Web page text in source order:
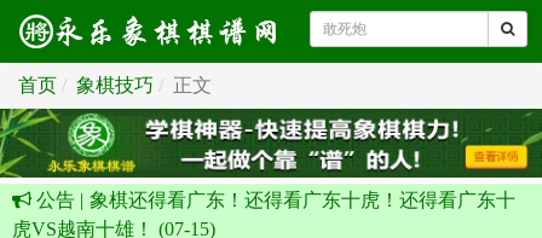
首页 象棋技巧 正文
公告 | 象棋还得看广东！还得看广东十虎！还得看广东十
虎VS越南十雄！ (07-15)